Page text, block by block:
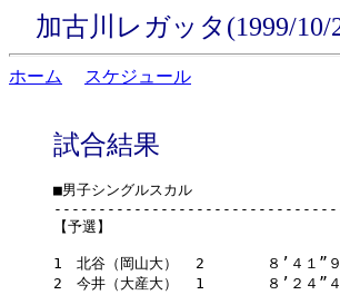
加古川レガッタ(1999/10/
ホーム スケジュール
試合結果
■男子シングルスカル
【予選】
1　北谷（岡山大）	2	８’４１”９３
2　今井（大産大）	1	８’２４”４７